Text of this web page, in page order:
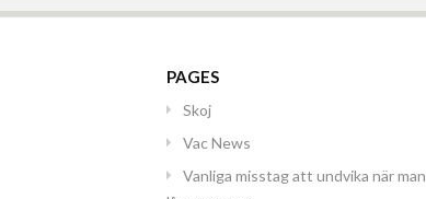
PAGES
Skoj
Vac News
Vanliga misstag att undvika när man